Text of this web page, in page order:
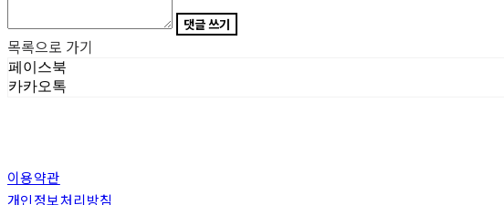
댓글 쓰기
목록으로 가기
페이스북
카카오톡
이용약관
개인정보처리방침